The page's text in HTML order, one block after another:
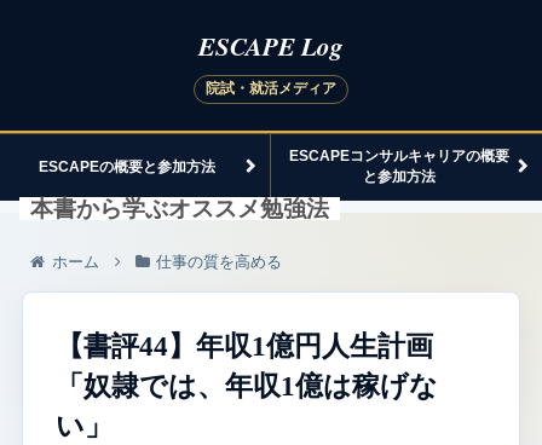
ESCAPEの概要と参加方法
ESCAPEコンサルキャリアの概要
と参加方法
ホーム 仕事の質を高める
【書評44】年収1億円人生計画
「奴隷では、年収1億は稼げな
い」
本書から学ぶオススメ勉強法